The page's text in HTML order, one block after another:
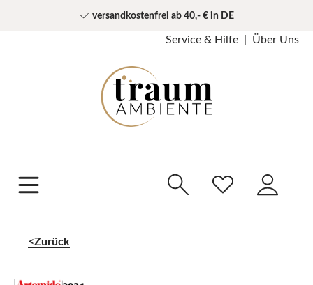
versandkostenfrei ab 40,- € in DE
Service & Hilfe Über Uns
Zurück